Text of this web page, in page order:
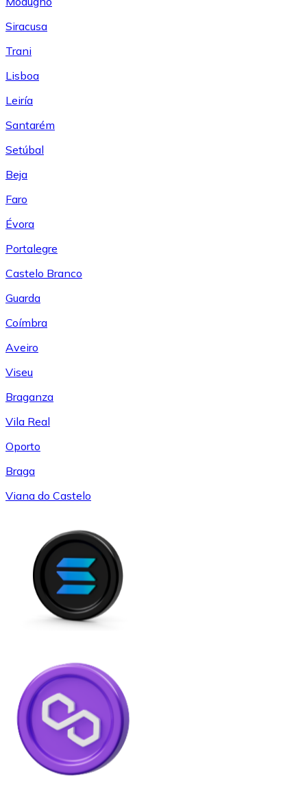
Siracusa
Trani
Lisboa
Leiría
Santarém
Setúbal
Beja
Faro
Évora
Portalegre
Castelo Branco
Guarda
Coímbra
Aveiro
Viseu
Braganza
Vila Real
Oporto
Braga
Viana do Castelo